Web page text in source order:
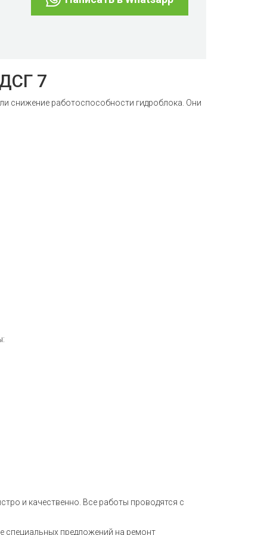
7
снижение работоспособности гидроблока. Они
и качественно. Все работы проводятся с
специальных предложений на ремонт